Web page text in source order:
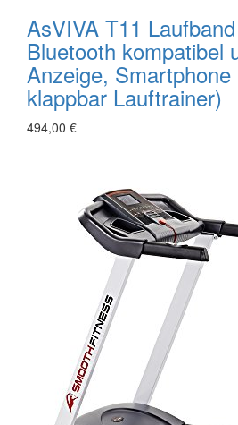
AsVIVA T11
Bluetooth kompatibel
Anzeige,
klappbar Lauftrainer)
494,00 €